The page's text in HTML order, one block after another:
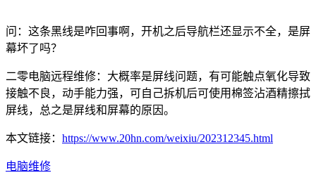
问：这条黑线是咋回事啊，开机之后导航栏还显示不全，是屏
幕坏了吗？
二零电脑远程维修：大概率是屏线问题，有可能触点氧化导致
接触不良，动手能力强，可自己拆机后可使用棉签沾酒精擦拭
屏线，总之是屏线和屏幕的原因。
本文链接： https://www.20hn.com/weixiu/202312345.html
电脑维修